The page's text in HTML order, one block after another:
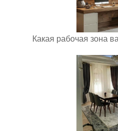
Какая рабочая зона